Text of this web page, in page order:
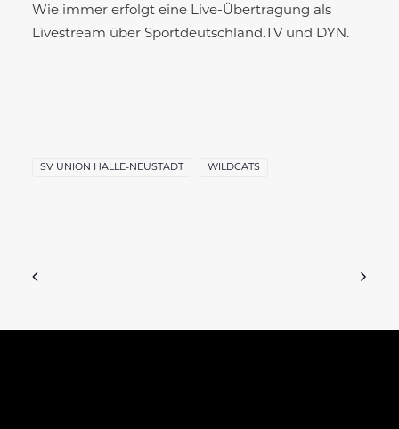
Wie immer erfolgt eine Live-Übertragung als
Livestream über Sportdeutschland.TV und DYN.
SV UNION HALLE-NEUSTADT WILDCATS